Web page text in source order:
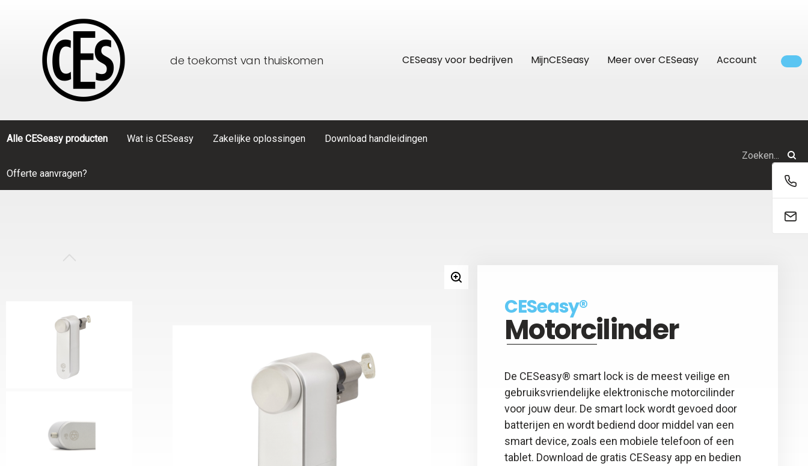
de toekomst van thuiskomen CESeasy voor bedrijven MijnCESeasy Meer over CESeasy Account
Alle CESeasy producten Wat is CESeasy Zakelijke oplossingen Download handleidingen
Offerte aanvragen?
Communicatiemodule
CESeasy®
Motorcilinder
De CESeasy® smart lock is de meest veilige en
gebruiksvriendelijke elektronische motorcilinder
voor jouw deur. De smart lock wordt gevoed door
batterijen en wordt bediend door middel van een
smart device, zoals een mobiele telefoon of een
tablet. Download de gratis CESeasy app en bedien